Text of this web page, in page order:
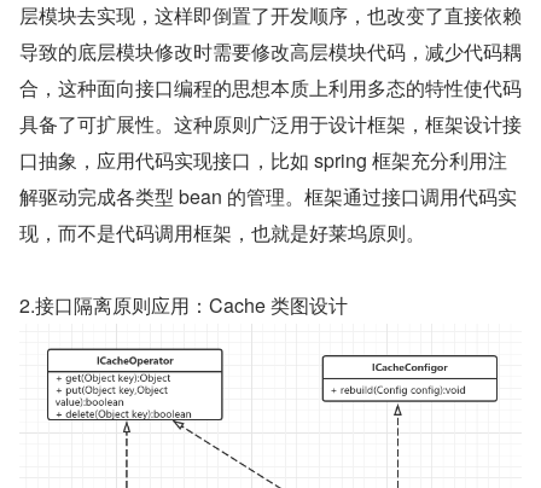
层模块去实现，这样即倒置了开发顺序，也改变了直接依赖
导致的底层模块修改时需要修改高层模块代码，减少代码耦
合，这种面向接口编程的思想本质上利用多态的特性使代码
具备了可扩展性。这种原则广泛用于设计框架，框架设计接
口抽象，应用代码实现接口，比如 spring 框架充分利用注
解驱动完成各类型 bean 的管理。框架通过接口调用代码实
现，而不是代码调用框架，也就是好莱坞原则。
2.接口隔离原则应用：Cache 类图设计